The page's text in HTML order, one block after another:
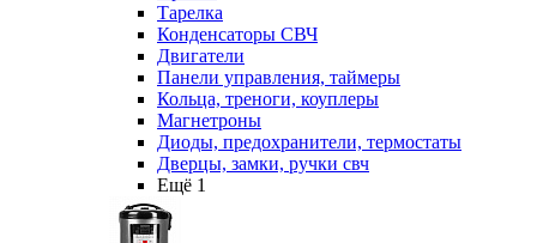
Тарелка
Конденсаторы СВЧ
Двигатели
Панели управления, таймеры
Кольца, треноги, коуплеры
Магнетроны
Диоды, предохранители, термостаты
Дверцы, замки, ручки свч
Ещё 1